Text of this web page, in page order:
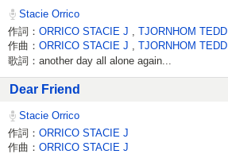
Stacie Orrico
作詞： ORRICO STACIE J TJORNHOM TEDD
作曲： ORRICO STACIE J TJORNHOM TEDD
歌詞：another day all alone again...
Dear Friend
Stacie Orrico
作詞： ORRICO STACIE J
作曲： ORRICO STACIE J